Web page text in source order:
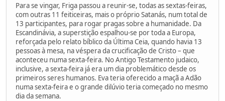
Para se vingar, Friga passou a reunir-se, todas as sextas-feiras,
com outras 11 feiticeiras, mais o próprio Satanás, num total de
13 participantes, para rogar pragas sobre a humanidade. Da
Escandinávia, a superstição espalhou-se por toda a Europa,
reforçada pelo relato bíblico da Última Ceia, quando havia 13
pessoas à mesa, na véspera da crucificação de Cristo – que
aconteceu numa sexta-feira. No Antigo Testamento judaico,
inclusive, a sexta-feira já era um dia problemático desde os
primeiros seres humanos. Eva teria oferecido a maçã a Adão
numa sexta-feira e o grande dilúvio teria começado no mesmo
dia da semana.